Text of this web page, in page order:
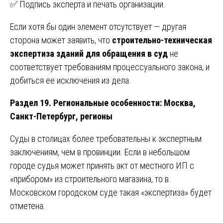
✅ Подпись эксперта и печать организации.
Если хотя бы один элемент отсутствует — другая
сторона может заявить, что строительно-техническая
экспертиза зданий для обращения в суд не
соответствует требованиям процессуального закона, и
добиться ее исключения из дела.
Раздел 19. Региональные особенности: Москва,
Санкт-Петербург, регионы
Суды в столицах более требовательны к экспертным
заключениям, чем в провинции. Если в небольшом
городе судья может принять акт от местного ИП с
«прибором» из строительного магазина, то в
Московском городском суде такая «экспертиза» будет
отметена.